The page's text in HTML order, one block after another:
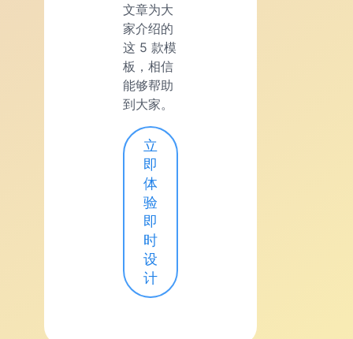
文章为大
家介绍的
这 5 款模
板，相信
能够帮助
到大家。
立
即
体
验
即
时
设
计